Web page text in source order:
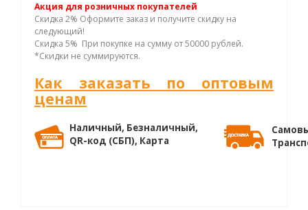
Акция для розничных покупателей
Скидка 2% Оформите заказ и получите скидку на
следующий!
Скидка 5% При покупке на сумму от 50000 рублей.
*Скидки не суммируются.
Как заказать по оптовым
ценам
Наличный, Безналичный,
QR-код (СБП), Карта